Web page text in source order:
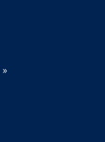
»